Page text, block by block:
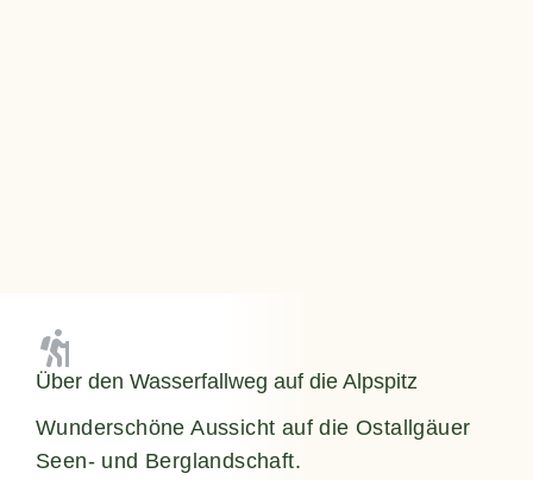
Über den Wasserfallweg auf die Alpspitz
Wunderschöne Aussicht auf die Ostallgäuer
Seen- und Berglandschaft.